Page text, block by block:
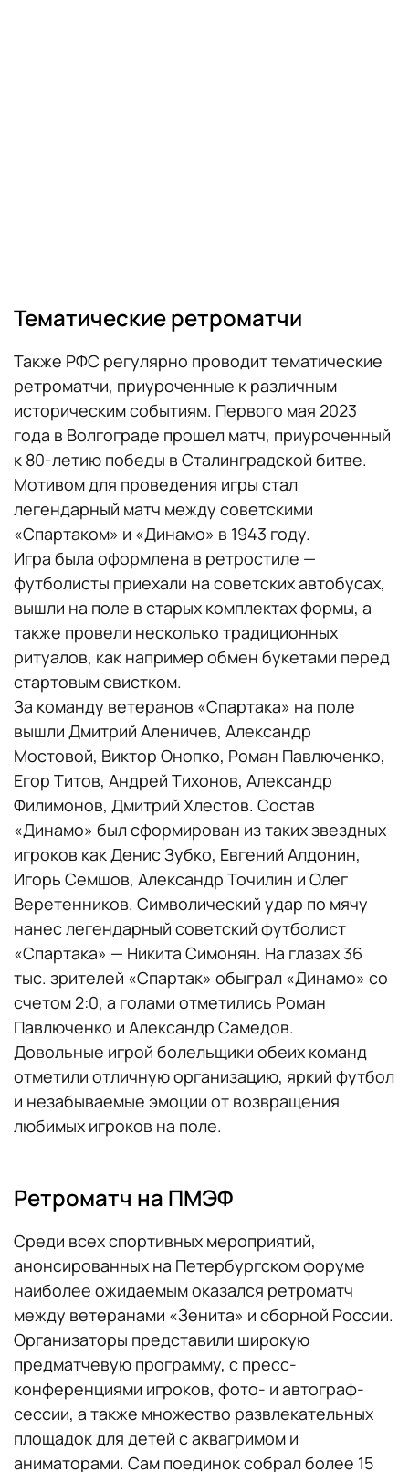
Тематические ретроматчи
Также РФС регулярно проводит тематические
ретроматчи, приуроченные к различным
историческим событиям. Первого мая 2023
года в Волгограде прошел матч, приуроченный
к 80-летию победы в Сталинградской битве.
Мотивом для проведения игры стал
легендарный матч между советскими
«Спартаком» и «Динамо» в 1943 году.
Игра была оформлена в ретростиле —
футболисты приехали на советских автобусах,
вышли на поле в старых комплектах формы, а
также провели несколько традиционных
ритуалов, как например обмен букетами перед
стартовым свистком.
За команду ветеранов «Спартака» на поле
вышли Дмитрий Аленичев, Александр
Мостовой, Виктор Онопко, Роман Павлюченко,
Егор Титов, Андрей Тихонов, Александр
Филимонов, Дмитрий Хлестов. Состав
«Динамо» был сформирован из таких звездных
игроков как Денис Зубко, Евгений Алдонин,
Игорь Семшов, Александр Точилин и Олег
Веретенников. Символический удар по мячу
нанес легендарный советский футболист
«Спартака» — Никита Симонян. На глазах 36
тыс. зрителей «Спартак» обыграл «Динамо» со
счетом 2:0, а голами отметились Роман
Павлюченко и Александр Самедов.
Довольные игрой болельщики обеих команд
отметили отличную организацию, яркий футбол
и незабываемые эмоции от возвращения
любимых игроков на поле.
Ретроматч на ПМЭФ
Среди всех спортивных мероприятий,
анонсированных на Петербургском форуме
наиболее ожидаемым оказался ретроматч
между ветеранами «Зенита» и сборной России.
Организаторы представили широкую
предматчевую программу, с пресс-
конференциями игроков, фото- и автограф-
сессии, а также множество развлекательных
площадок для детей с аквагримом и
аниматорами. Сам поединок собрал более 15